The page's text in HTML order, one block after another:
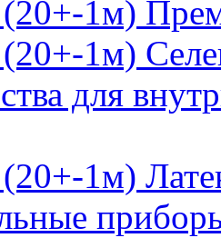
(20+-1м)
(20+-1м)
для
1м)